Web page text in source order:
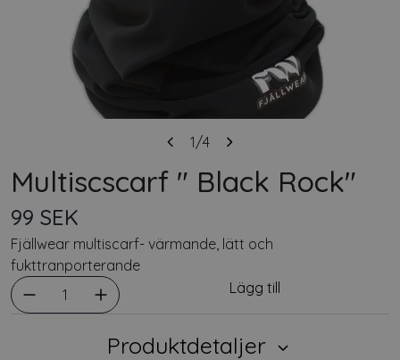
1/4
Multiscscarf " Black Rock"
99 SEK
Fjällwear multiscarf- värmande, lätt och
fukttranporterande
Välj antal1 Lägg till
Produktdetaljer